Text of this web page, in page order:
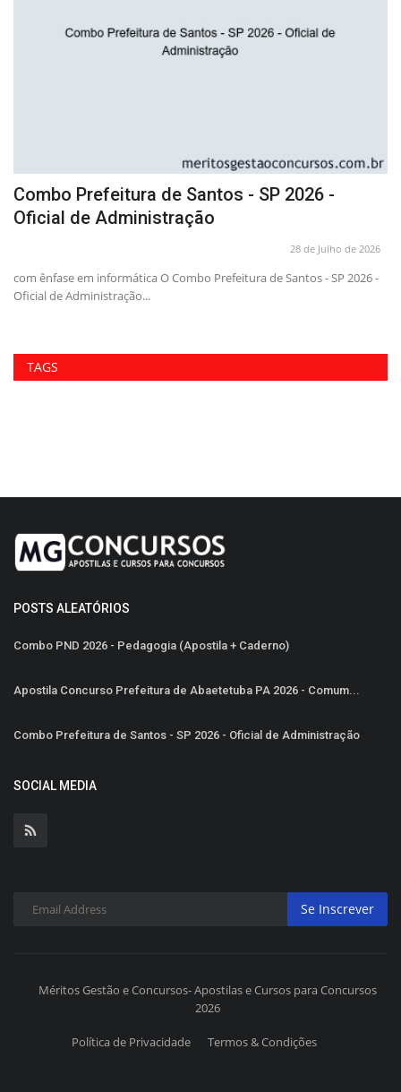
Combo Prefeitura de Santos - SP 2026 -
Oficial de Administração
28 de Julho de 2026
com ênfase em informática O Combo Prefeitura de Santos - SP 2026 -
Oficial de Administração...
TAGS
POSTS ALEATÓRIOS
Combo PND 2026 - Pedagogia (Apostila + Caderno)
Apostila Concurso Prefeitura de Abaetetuba PA 2026 - Comum...
Combo Prefeitura de Santos - SP 2026 - Oficial de Administração
SOCIAL MEDIA
Se Inscrever
Méritos Gestão e Concursos- Apostilas e Cursos para Concursos
2026
Política de Privacidade Termos & Condições